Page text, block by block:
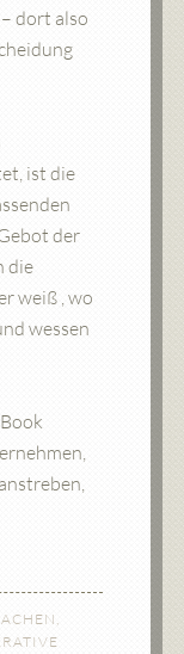
dort also
ist die
der
die
weiß , wo
wessen
,